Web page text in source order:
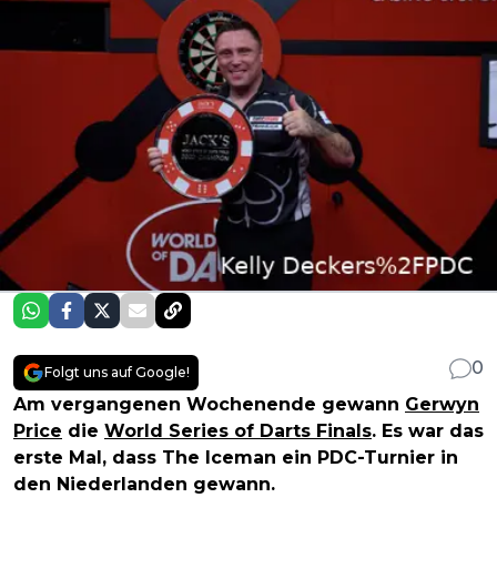
Folgt uns auf Google!
0
Am vergangenen Wochenende gewann Gerwyn
Price die World Series of Darts Finals. Es war das
erste Mal, dass The Iceman ein PDC-Turnier in
den Niederlanden gewann.